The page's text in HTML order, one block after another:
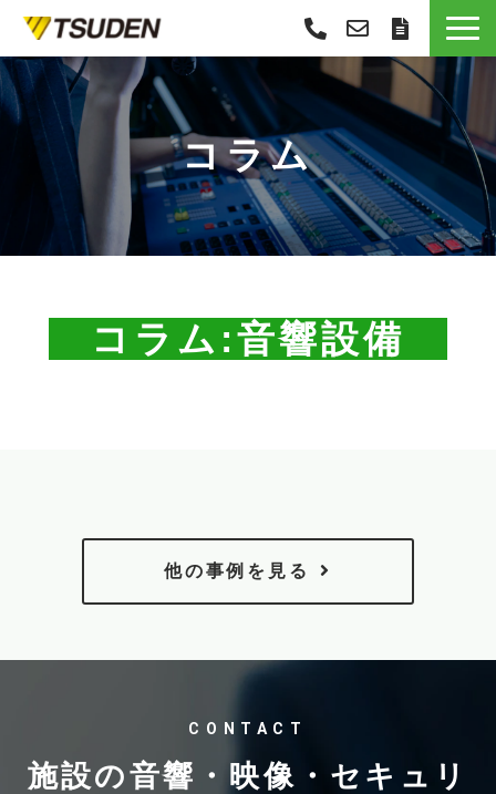
サービス一覧
選ばれる理由
導入事例
お役立ち情報
お知らせ
コラム
コラム:音響設備
他の事例を見る
CONTACT
施設の音響・映像・セキュリ